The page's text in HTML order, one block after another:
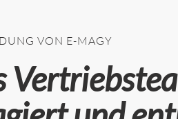
VON E-MAGY